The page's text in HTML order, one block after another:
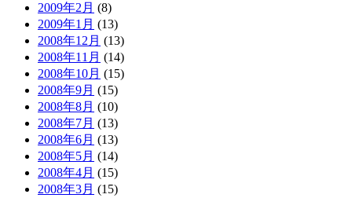
2009年2月 (8)
2009年1月 (13)
2008年12月 (13)
2008年11月 (14)
2008年10月 (15)
2008年9月 (15)
2008年8月 (10)
2008年7月 (13)
2008年6月 (13)
2008年5月 (14)
2008年4月 (15)
2008年3月 (15)